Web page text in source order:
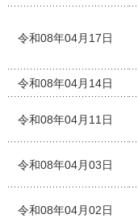
令和08年04月17日
令和08年04月14日
令和08年04月11日
令和08年04月03日
令和08年04月02日